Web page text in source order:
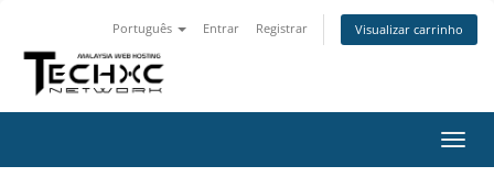
Português Entrar Registrar Visualizar carrinho